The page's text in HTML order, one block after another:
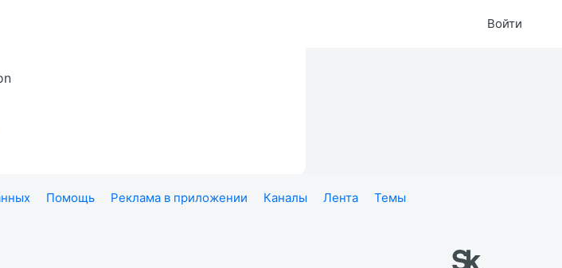
Войти
Помощь Реклама в приложении Каналы Лента
Темы